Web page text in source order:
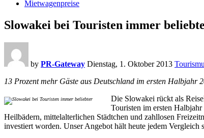
Mietwagenpreise
Slowakei bei Touristen immer
by PR-Gateway Dienstag, 1. Oktober 2013
13 Prozent mehr Gäste aus Deutschland im ersten
Die Slowakei rückt als
Touristen im ersten
Heilbädern, mittelalterlichen Städtchen und zahllosen
investiert worden. Unser Angebot hält heute jedem